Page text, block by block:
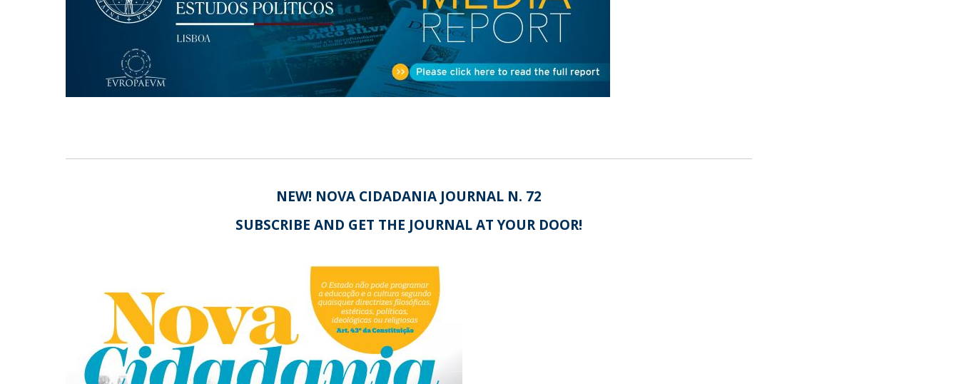
Centro de Investigação do Instituto de
Estudos Políticos
Centro de Estudos Europeus
Palestra Anual Alexis de Tocqueville
Conferências do Atlântico
Seminários Internacionais
Palestra Anual Winston Churchill
IEP Alumni Club
NEW! NOVA CIDADANIA JOURNAL N. 72
SUBSCRIBE AND GET THE JOURNAL AT YOUR DOOR!